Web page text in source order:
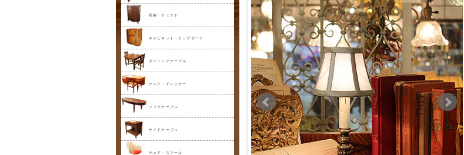
収納・チェスト
キャビネット・カップボード
ダイニングテーブル
デスク・ドレッサー
ソファテーブル
サイドテーブル
チェア・スツール